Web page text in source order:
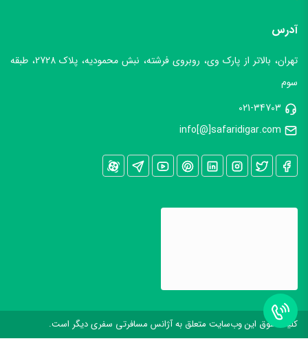
آدرس
تهران، بالاتر از پارک وی، روبروی فرشته، نبش محمودیه، پلاک 2728، طبقه
سوم
021-34703
info[@]safaridigar.com
کليه حقوق اين وب‌سايت متعلق به آژانس مسافرتی سفری دیگر است.